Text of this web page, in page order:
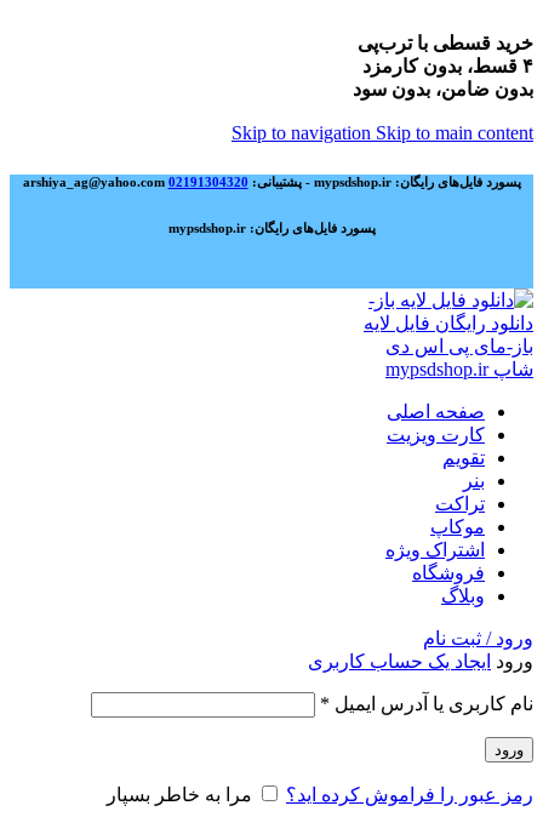
خرید قسطی با ترب‌پی
۴ قسط، بدون کارمزد
بدون ضامن، بدون سود
Skip to navigation Skip to main content
پسورد فایل‌های رایگان: mypsdshop.ir - پشتیبانی: arshiya_ag@yahoo.com 02191304320
پسورد فایل‌های رایگان: mypsdshop.ir
صفحه اصلی
کارت ویزیت
تقویم
بنر
تراکت
موکاپ
اشتراک ویژه
فروشگاه
وبلاگ
ورود / ثبت نام
ورود ایجاد یک حساب کاربری
نام کاربری یا آدرس ایمیل *
ورود
رمز عبور را فراموش کرده اید؟ مرا به خاطر بسپار